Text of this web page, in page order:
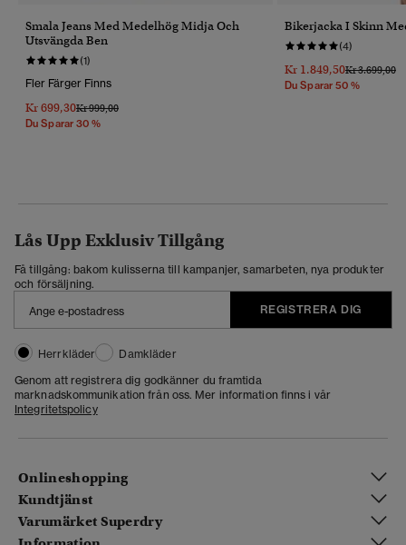
Smala Jeans Med Medelhög Midja Och
Utsvängda Ben
(1)
Fler Färger Finns
Kr 699,30Pris Reducerat Från
Kr 999,00Till
Du Sparar 30 %
Bikerjacka I Skinn
(4)
Kr 1.849,50Pris
Kr 3.699,00
Du Sparar 50 %
Lås Upp Exklusiv Tillgång
Få tillgång: bakom kulisserna till kampanjer, samarbeten, nya produkter
och försäljning.
REGISTRERA DIG
Herrkläder
Damkläder
Genom att registrera dig godkänner du framtida
marknadskommunikation från oss. Mer information finns i vår
Integritetspolicy
Onlineshopping
Kundtjänst
Varumärket Superdry